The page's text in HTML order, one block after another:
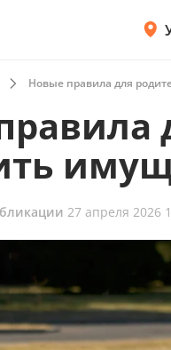
Новые правила для
27 апреля 2026